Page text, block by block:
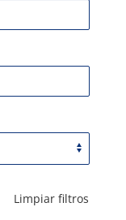
Limpiar filtros